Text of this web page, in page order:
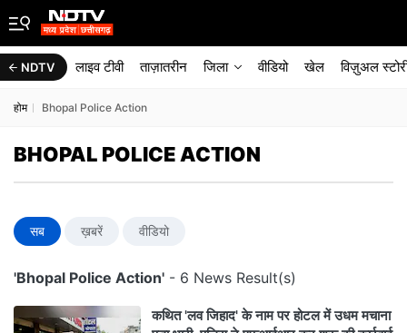
NDTV लाइव टीवी ताज़ातरीन जिला वीडियो खेल विज़ुअल
होम Bhopal Police Action
BHOPAL POLICE ACTION
सब ख़बरें वीडियो
'Bhopal Police Action' - 6 News Result(s)
कथित 'लव जिहाद' के नाम पर होटल में उधम मचाना